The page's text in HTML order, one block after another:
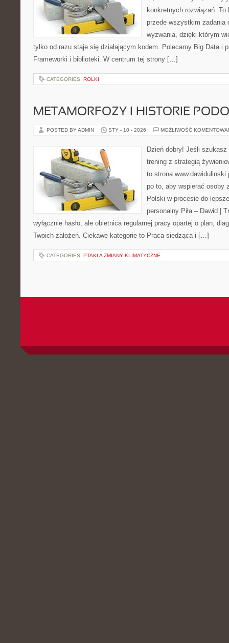
konkretnych rozwiązań.
przede wszystkim zadania
wyzwania, dzięki którym
tylko od razu staje się działającym kodem. Polecamy Big Data i
Frameworki i biblioteki. W centrum tej strony […]
CATEGORIES: ROLKI
METAMORFOZY I HISTORIE
POSTED BY ADMIN STY - 10 - 2026 MOŻLIWOŚĆ
Dzień dobry! Jeśli
trening z strategią
to strona
po to, aby wspierać osoby
Polski w procesie do
personalny Piła – Dawid |
wyłącznie hasło, ale obietnica regularnej pracy opartej o plan,
Twoich założeń. Ciekawe kategorie to Praca siedząca i […]
CATEGORIES: PTAKI A ZMIANY KLIMATYCZNE